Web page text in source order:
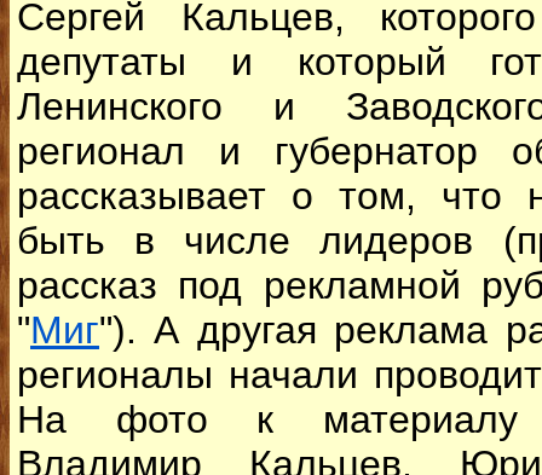
Сергей Кальцев,
депутаты и который
Ленинского и
регионал и губернатор
рассказывает о том, что
быть в числе лидеров
рассказ под рекламной
"Миг"). А другая реклама
регионалы начали
На фото к материалу
Владимир Кальцев,